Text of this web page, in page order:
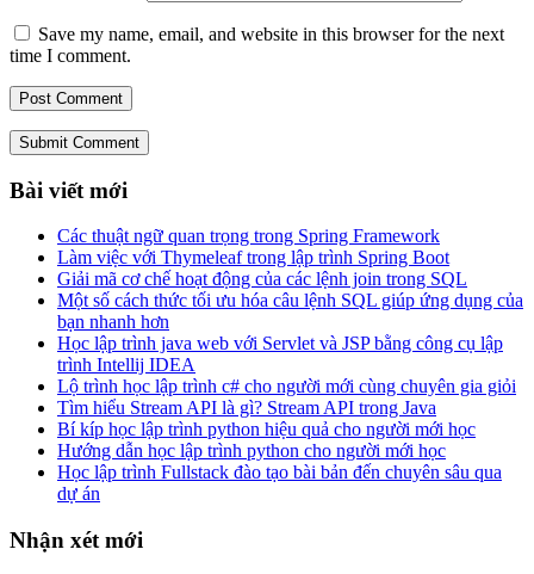
Save my name, email, and website in this browser for the next
time I comment.
Submit Comment
Bài viết mới
Các thuật ngữ quan trọng trong Spring Framework
Làm việc với Thymeleaf trong lập trình Spring Boot
Giải mã cơ chế hoạt động của các lệnh join trong SQL
Một số cách thức tối ưu hóa câu lệnh SQL giúp ứng dụng của
bạn nhanh hơn
Học lập trình java web với Servlet và JSP bằng công cụ lập
trình Intellij IDEA
Lộ trình học lập trình c# cho người mới cùng chuyên gia giỏi
Tìm hiểu Stream API là gì? Stream API trong Java
Bí kíp học lập trình python hiệu quả cho người mới học
Hướng dẫn học lập trình python cho người mới học
Học lập trình Fullstack đào tạo bài bản đến chuyên sâu qua
dự án
Nhận xét mới